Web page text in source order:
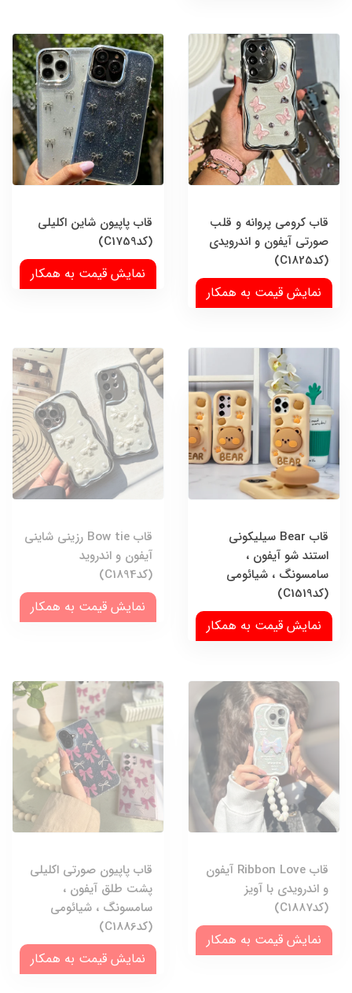
قاب کرومی پروانه و قلب
صورتی آیفون و اندرویدی
(کدC1825)
نمایش قیمت به همکار
قاب پاپیون شاین اکلیلی
(کدC1759)
نمایش قیمت به همکار
قاب Bear سیلیکونی
استند شو آیفون ،
سامسونگ ، شیائومی
(کدC1519)
نمایش قیمت به همکار
قاب Bow tie رزینی شاینی
آیفون و اندروید
(کدC1894)
نمایش قیمت به همکار
قاب Ribbon Love آیفون
و اندرویدی با آویز
(کدC1887)
نمایش قیمت به همکار
قاب پاپیون صورتی اکلیلی
پشت طلق آیفون ،
سامسونگ ، شیائومی
(کدC1886)
نمایش قیمت به همکار